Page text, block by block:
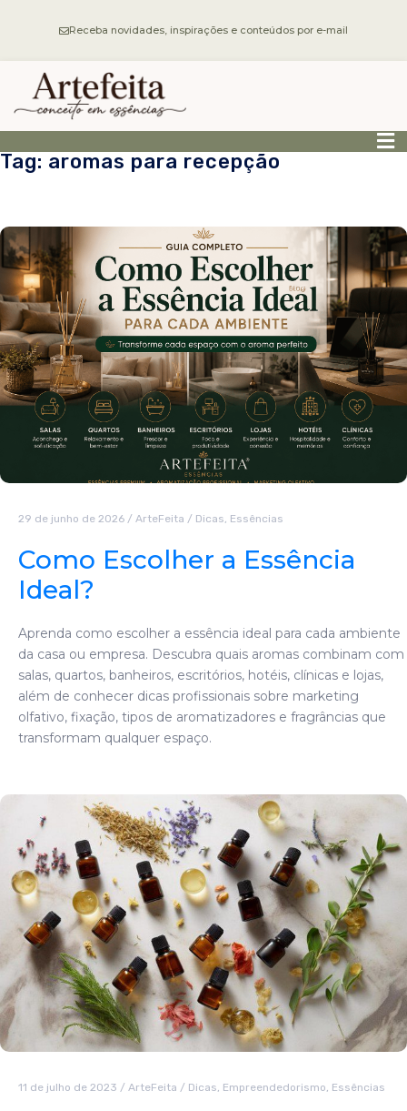
Receba novidades, inspirações e conteúdos por e-mail
Tag: aromas para recepção
29 de junho de 2026 / ArteFeita / Dicas, Essências
Como Escolher a Essência
Ideal?
Aprenda como escolher a essência ideal para cada ambiente
da casa ou empresa. Descubra quais aromas combinam com
salas, quartos, banheiros, escritórios, hotéis, clínicas e lojas,
além de conhecer dicas profissionais sobre marketing
olfativo, fixação, tipos de aromatizadores e fragrâncias que
transformam qualquer espaço.
11 de julho de 2023 / ArteFeita / Dicas Empreendedorismo Essências